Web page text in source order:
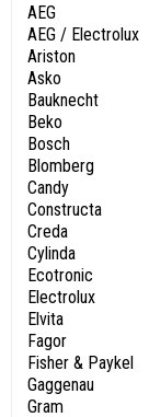
AEG
AEG / Electrolux
Ariston
Asko
Bauknecht
Beko
Bosch
Blomberg
Candy
Constructa
Creda
Cylinda
Ecotronic
Electrolux
Elvita
Fagor
Fisher & Paykel
Gaggenau
Gram